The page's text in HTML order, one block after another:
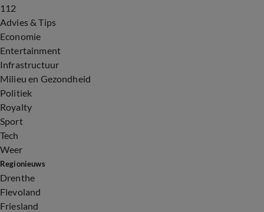
112
Advies & Tips
Economie
Entertainment
Infrastructuur
Milieu en Gezondheid
Politiek
Royalty
Sport
Tech
Weer
Regionieuws
Drenthe
Flevoland
Friesland